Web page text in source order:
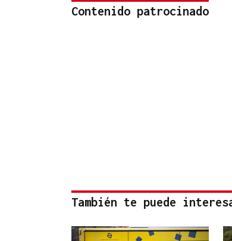
Contenido patrocinado
También te puede